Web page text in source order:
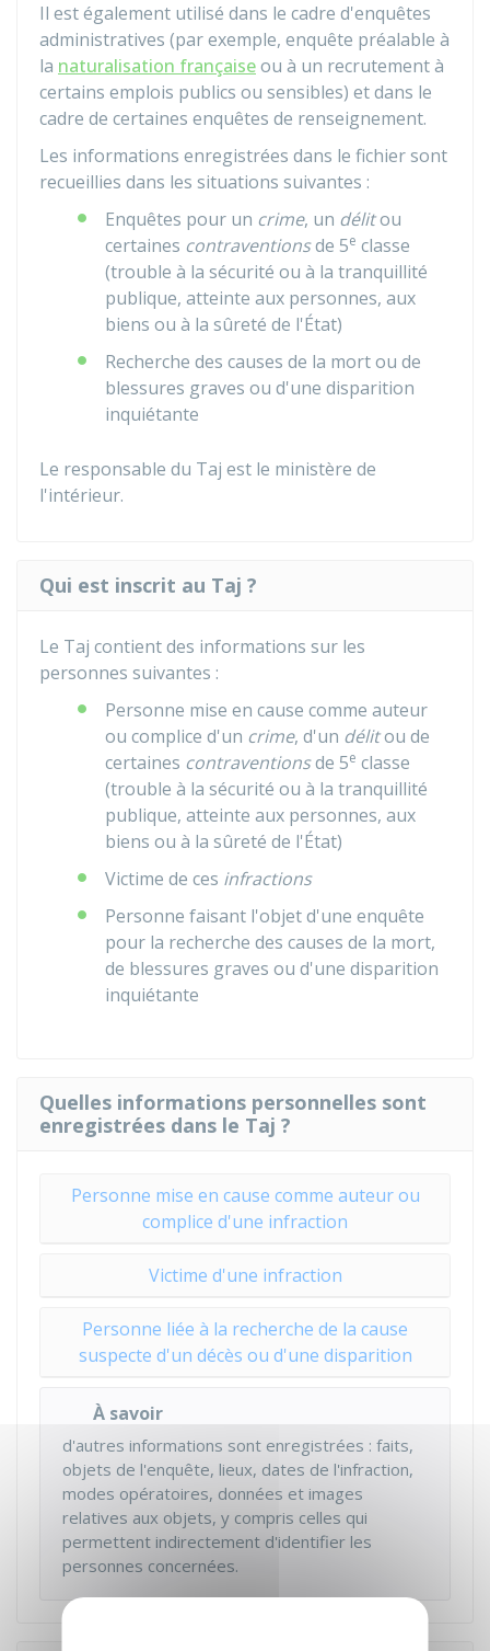
Il est également utilisé dans le cadre d'enquêtes
administratives (par exemple, enquête préalable à
la naturalisation françaiseou à un recrutement à
certains emplois publics ou sensibles) et dans le
cadre de certaines enquêtes de renseignement.
Les informations enregistrées dans le fichier sont
recueillies dans les situations suivantes :
Enquêtes pour un crime, un délitou
certaines contraventionsde 5e classe
(trouble à la sécurité ou à la tranquillité
publique, atteinte aux personnes, aux
biens ou à la sûreté de l'État)
Recherche des causes de la mort ou de
blessures graves ou d'une disparition
inquiétante
Le responsable du Taj est le ministère de
l'intérieur.
Qui est inscrit au Taj ?
Le Taj contient des informations sur les
personnes suivantes :
Personne mise en cause comme auteur
ou complice d'un crime, d'un délitou de
certaines contraventionsde 5e classe
(trouble à la sécurité ou à la tranquillité
publique, atteinte aux personnes, aux
biens ou à la sûreté de l'État)
Victime de ces infractions
Personne faisant l'objet d'une enquête
pour la recherche des causes de la mort,
de blessures graves ou d'une disparition
inquiétante
Quelles informations personnelles sont
enregistrées dans le Taj ?
Personne mise en cause comme auteur ou
complice d'une infraction
Victime d'une infraction
Personne liée à la recherche de la cause
suspecte d'un décès ou d'une disparition
À savoir
d'autres informations sont enregistrées : faits,
objets de l'enquête, lieux, dates de l'infraction,
modes opératoires, données et images
relatives aux objets, y compris celles qui
permettent indirectement d'identifier les
personnes concernées.